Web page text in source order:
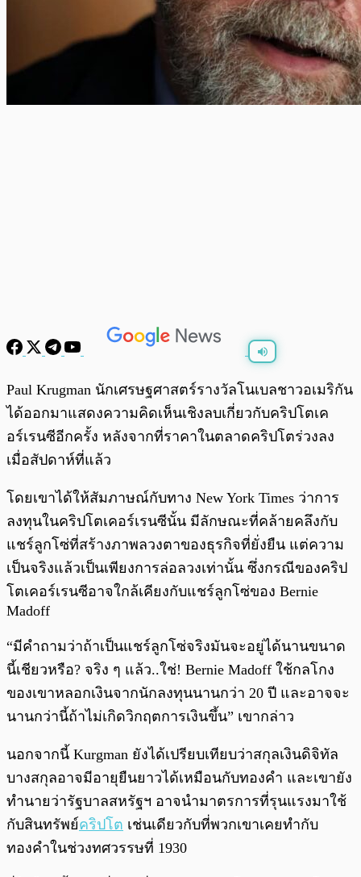
Paul Krugman นักเศรษฐศาสตร์รางวัลโนเบลชาวอเมริกัน
ได้ออกมาแสดงความคิดเห็นเชิงลบเกี่ยวกับคริปโตเค
อร์เรนซีอีกครั้ง หลังจากที่ราคาในตลาดคริปโตร่วงลง
เมื่อสัปดาห์ที่แล้ว
โดยเขาได้ให้สัมภาษณ์กับทาง New York Times ว่าการ
ลงทุนในคริปโตเคอร์เรนซีนั้น มีลักษณะที่คล้ายคลึงกับ
แชร์ลูกโซ่ที่สร้างภาพลวงตาของธุรกิจที่ยั่งยืน แต่ความ
เป็นจริงแล้วเป็นเพียงการล่อลวงเท่านั้น ซึ่งกรณีของคริป
โตเคอร์เรนซีอาจใกล้เคียงกับแชร์ลูกโซ่ของ Bernie
Madoff
“มีคำถามว่าถ้าเป็นแชร์ลูกโซ่จริงมันจะอยู่ได้นานขนาด
นี้เชียวหรือ? จริง ๆ แล้ว..ใช่! Bernie Madoff ใช้กลโกง
ของเขาหลอกเงินจากนักลงทุนนานกว่า 20 ปี และอาจจะ
นานกว่านี้ถ้าไม่เกิดวิกฤตการเงินขึ้น” เขากล่าว
นอกจากนี้ Kurgman ยังได้เปรียบเทียบว่าสกุลเงินดิจิทัล
บางสกุลอาจมีอายุยืนยาวได้เหมือนกับทองคำ และเขายัง
ทำนายว่ารัฐบาลสหรัฐฯ อาจนำมาตรการที่รุนแรงมาใช้
กับสินทรัพย์คริปโต เช่นเดียวกับที่พวกเขาเคยทำกับ
ทองคำในช่วงทศวรรษที่ 1930